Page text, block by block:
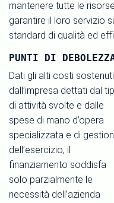
mantenere tutte le
garantire il loro servizio
standard di qualità ed
PUNTI DI
Dati gli alti costi sostenuti
dall’impresa dettati dal
di attività svolte e dalle
spese di mano d’opera
specializzata e di
dell’esercizio, il
finanziamento soddisfa
solo parzialmente le
necessità dell’azienda